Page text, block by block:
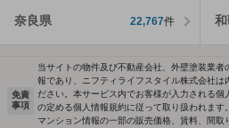
奈良県 22,767件
免責
事項
当サイトの物件及び不動産会社、外壁塗装業
報であり、ニフティライフスタイル株式会社は
ださい。本サービス内でお客様が入力される
の定める個人情報規約に従って取り扱われます。
マンション情報の一部の販売価格、賃料、間